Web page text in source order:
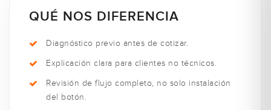
QUÉ NOS DIFERENCIA
Diagnóstico previo antes de cotizar.
Explicación clara para clientes no técnicos.
Revisión de flujo completo, no solo instalación
del botón.